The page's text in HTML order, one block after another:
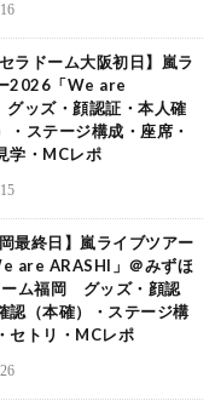
ラドーム大阪初日】嵐ラ
2026「We are
グッズ・顔認証・本人確
・ステージ構成・座席・
学・MCレポ
最終日】嵐ライブツアー
are ARASHI」＠みずほ
ーム福岡 グッズ・顔認
認（本確）・ステージ構
セトリ・MCレポ